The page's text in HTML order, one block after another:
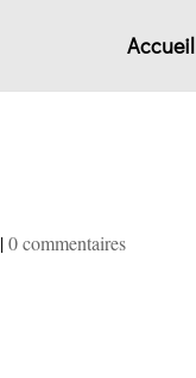
Accueil
|0 commentaires